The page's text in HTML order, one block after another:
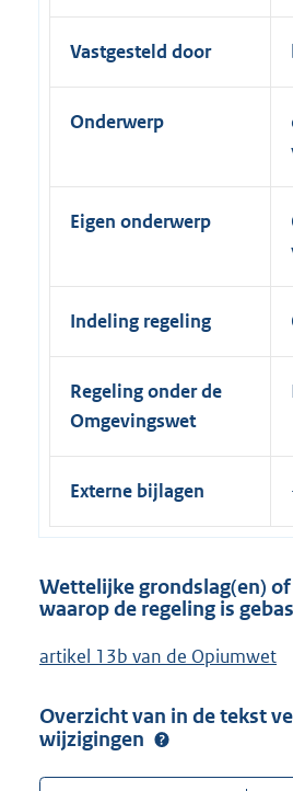
Vastgesteld door
Onderwerp
Eigen onderwerp
Indeling regeling
Regeling onder de
Omgevingswet
Externe bijlagen
Wettelijke grondslag(en)
waarop de regeling is
artikel 13b van de Opiumwet
Overzicht van in de tekst
wijzigingen